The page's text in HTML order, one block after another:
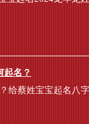
起名？
给蔡姓宝宝起名八